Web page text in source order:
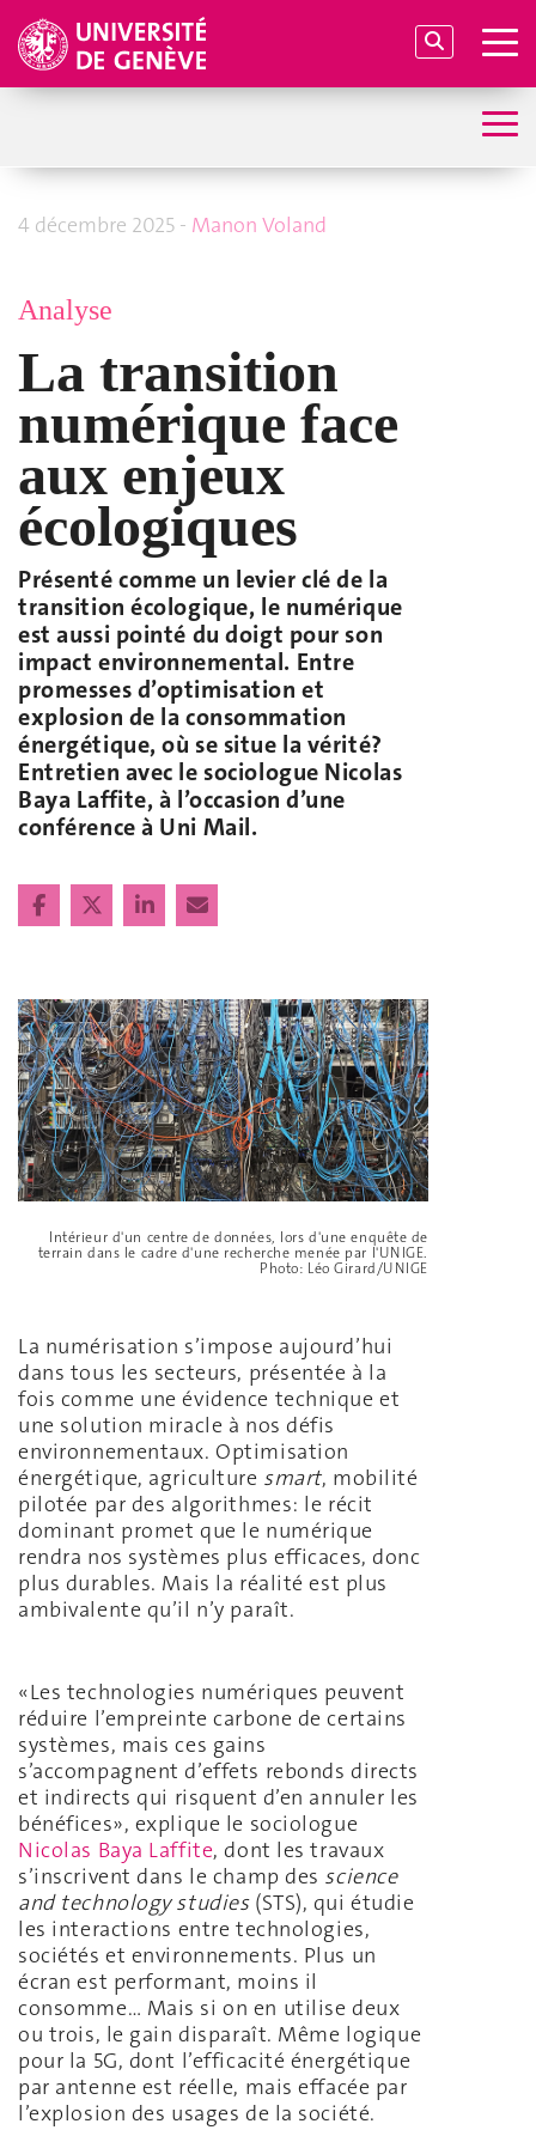
4 décembre 2025 - Manon Voland
Analyse
La transition
numérique face
aux enjeux
écologiques
Présenté comme un levier clé de la
transition écologique, le numérique
est aussi pointé du doigt pour son
impact environnemental. Entre
promesses d’optimisation et
explosion de la consommation
énergétique, où se situe la vérité?
Entretien avec le sociologue Nicolas
Baya Laffite, à l’occasion d’une
conférence à Uni Mail.
Intérieur d'un centre de données, lors d'une enquête de
terrain dans le cadre d'une recherche menée par l'UNIGE.
Photo: Léo Girard/UNIGE
La numérisation s’impose aujourd’hui
dans tous les secteurs, présentée à la
fois comme une évidence technique et
une solution miracle à nos défis
environnementaux. Optimisation
énergétique, agriculture smart, mobilité
pilotée par des algorithmes: le récit
dominant promet que le numérique
rendra nos systèmes plus efficaces, donc
plus durables. Mais la réalité est plus
ambivalente qu’il n’y paraît.
«Les technologies numériques peuvent
réduire l’empreinte carbone de certains
systèmes, mais ces gains
s’accompagnent d’effets rebonds directs
et indirects qui risquent d’en annuler les
bénéfices», explique le sociologue
Nicolas Baya Laffite, dont les travaux
s’inscrivent dans le champ des science
and technology studies(STS), qui étudie
les interactions entre technologies,
sociétés et environnements. Plus un
écran est performant, moins il
consomme… Mais si on en utilise deux
ou trois, le gain disparaît. Même logique
pour la 5G, dont l’efficacité énergétique
par antenne est réelle, mais effacée par
l’explosion des usages de la société.